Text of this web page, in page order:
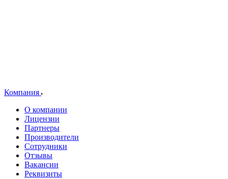
Компания
О компании
Лицензии
Партнеры
Производители
Сотрудники
Отзывы
Вакансии
Реквизиты